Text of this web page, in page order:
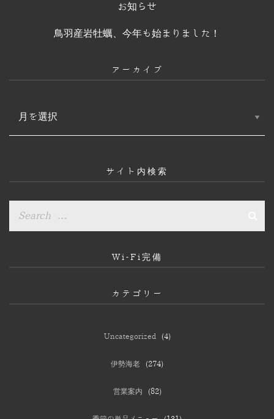
お知らせ
鳥羽産岩牡蠣、今年も始まりました！
アーカイブ
カ
サイト内検索
Wi-Fi完備
カテゴリー
Uncategorized (4)
伊勢海老 (274)
営業案内 (82)